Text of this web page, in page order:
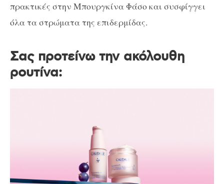
πρακτικές στην Μπουργκίνα Φάσο και συσφίγγει
όλα τα στρώματα της επιδερμίδας.
Σας προτείνω την ακόλουθη
ρουτίνα: